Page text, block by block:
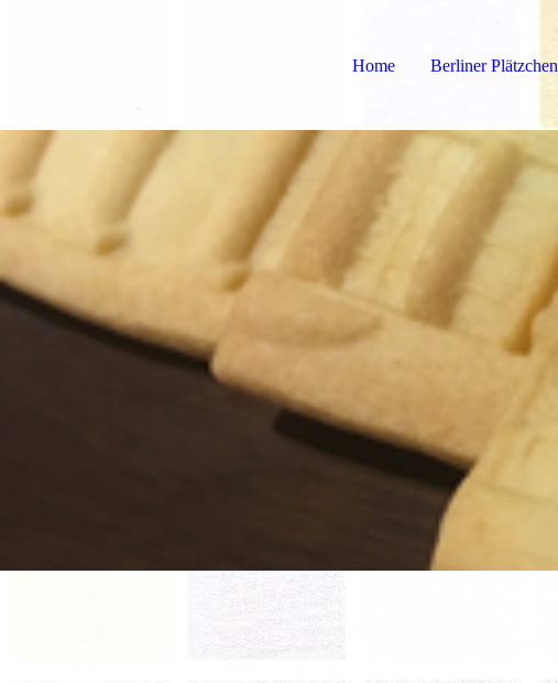
Home Berliner Plätzchen